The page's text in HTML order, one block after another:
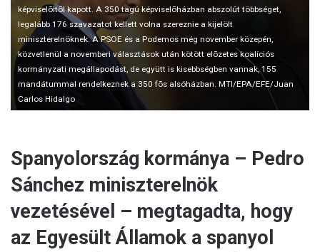
l
képviselõitõl kapott. A 350 tagú képviselõházban abszolút többséget,
legalább 176 szavazatot kellett volna szereznie a kijelölt
miniszterelnöknek. A PSOE és a Podemos még november közepén,
közvetlenül a novemberi választások után kötött elõzetes koalíciós
kormányzati megállapodást, de együtt is kisebbségben vannak, 155
mandátummal rendelkeznek a 350 fõs alsóházban. MTI/EPA/EFE/Juan
Carlos Hidalgo
Spanyolország kormánya – Pedro
Sánchez miniszterelnök
vezetésével – megtagadta, hogy
az Egyesült Államok a spanyol